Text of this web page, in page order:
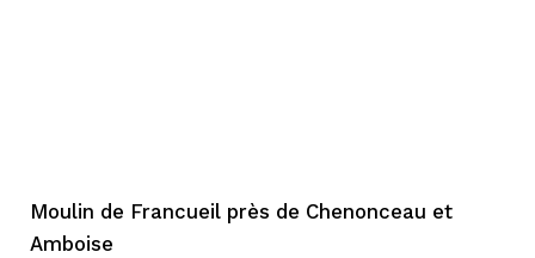
Moulin de Francueil près de Chenonceau et
Amboise